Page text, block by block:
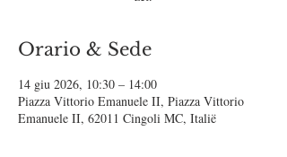
Orario & Sede
14 giu 2026, 10:30 – 14:00
Piazza Vittorio Emanuele II, Piazza Vittorio
Emanuele II, 62011 Cingoli MC, Italië